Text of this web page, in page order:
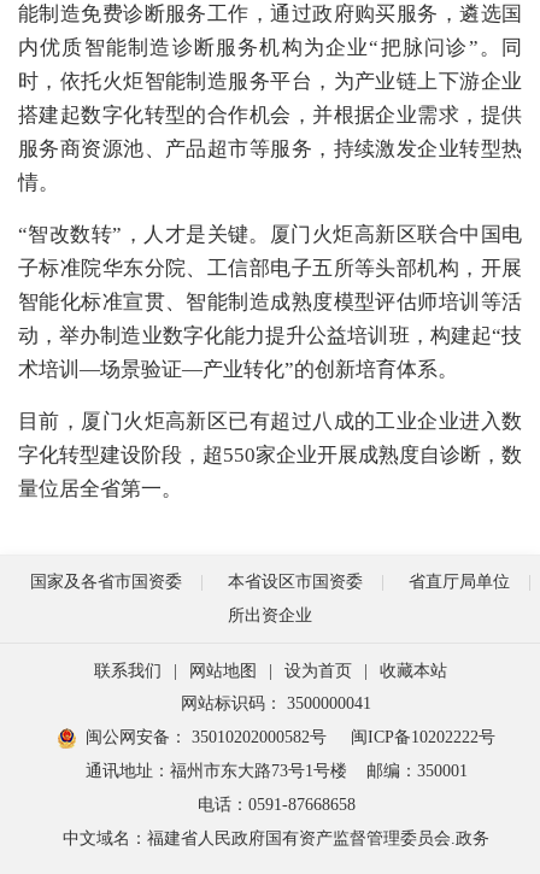
能制造免费诊断服务工作，通过政府购买服务，遴选国
内优质智能制造诊断服务机构为企业“把脉问诊”。同
时，依托火炬智能制造服务平台，为产业链上下游企业
搭建起数字化转型的合作机会，并根据企业需求，提供
服务商资源池、产品超市等服务，持续激发企业转型热
情。
“智改数转”，人才是关键。厦门火炬高新区联合中国电
子标准院华东分院、工信部电子五所等头部机构，开展
智能化标准宣贯、智能制造成熟度模型评估师培训等活
动，举办制造业数字化能力提升公益培训班，构建起“技
术培训—场景验证—产业转化”的创新培育体系。
目前，厦门火炬高新区已有超过八成的工业企业进入数
字化转型建设阶段，超550家企业开展成熟度自诊断，数
量位居全省第一。
国家及各省市国资委 本省设区市国资委
省直厅局单位
所出资企业
联系我们 网站地图 设为首页
收藏本站
网站标识码： 3500000041
闽公网安备： 35010202000582号
闽ICP备10202222号
通讯地址：福州市东大路73号1号楼
邮编：350001
电话：0591-87668658
中文域名：福建省人民政府国有资产监督管理委员会.政务